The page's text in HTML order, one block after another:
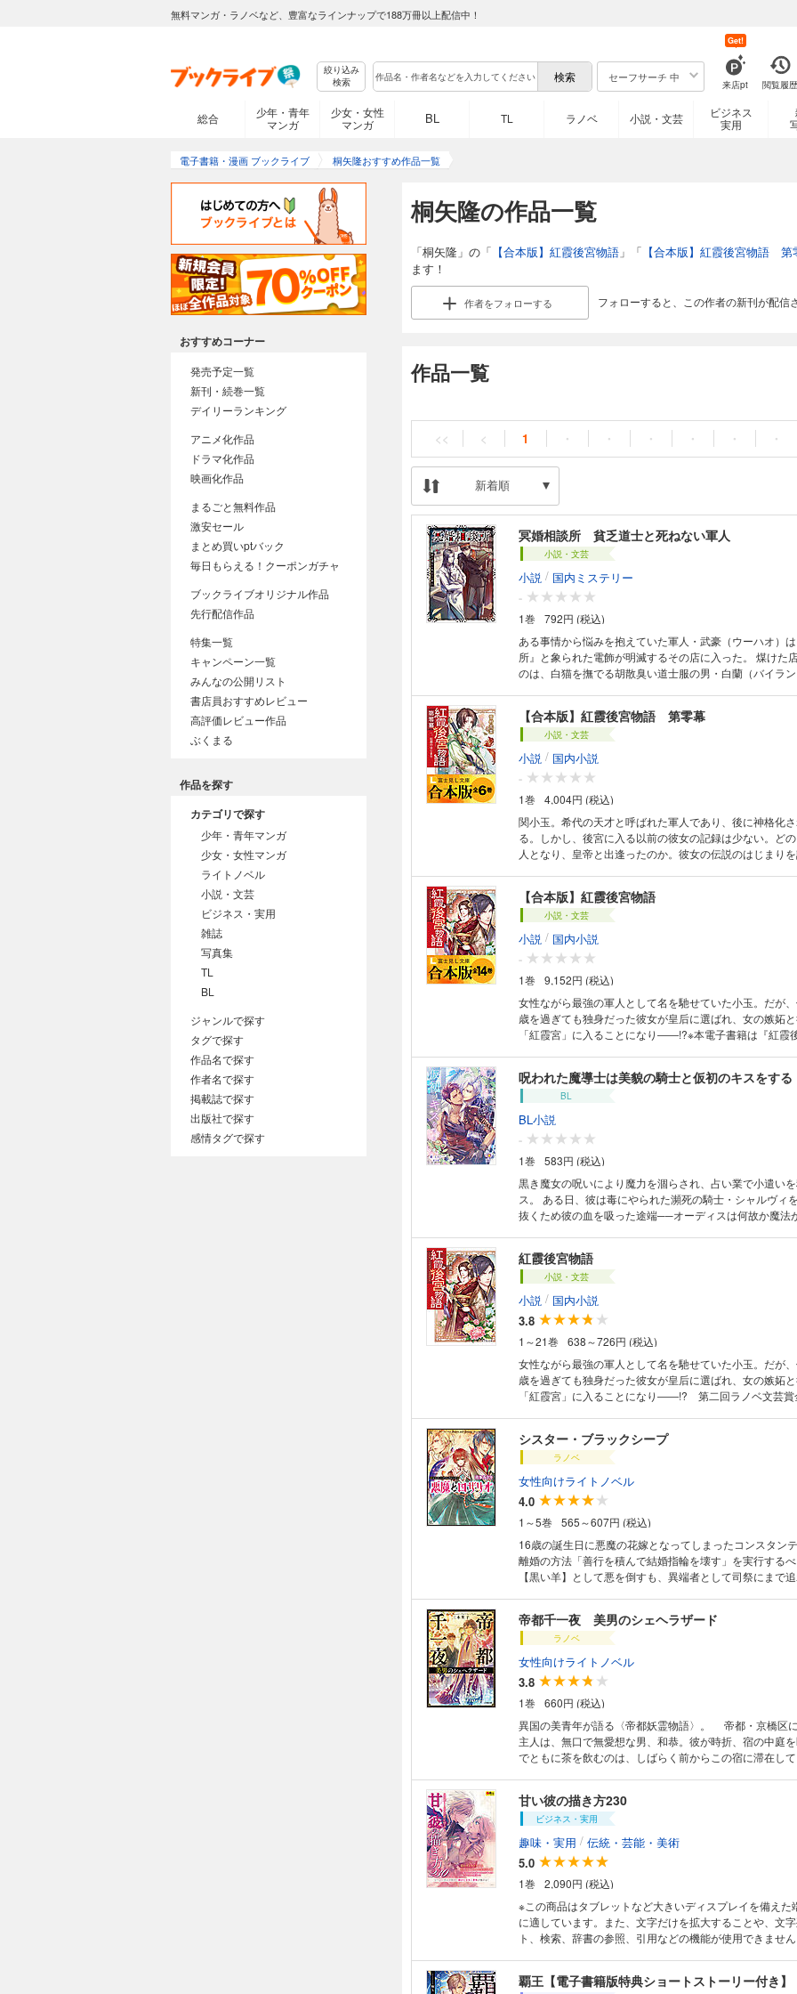
無料マンガ・ラノベなど、豊富なラインナップで188万冊以上配信中！
絞り込み
検索
セーフサーチ 中
来店pt
Get!
閲覧履歴
総合
少年・青年
マンガ
少女・女性
マンガ
BL TL ラノベ 小説・文芸
ビジネス
実用
電子書籍・漫画 ブックライブ 桐矢隆おすすめ作品一覧
桐矢隆の作品一覧
「桐矢隆」の「 【合本版】紅霞後宮物語 」「 【合本版】紅霞後宮物語 第
ます！
作者をフォローする フォローすると、この作者の新刊が配信
作品一覧
<< < 1 ・ ・ ・ ・ ・ ・
新着順
冥婚相談所 貧乏道士と死ねない軍人
小説・文芸
小説 / 国内ミステリー
-
1巻
792円 (税込)
ある事情から悩みを抱えていた軍人・武豪（ウーハオ）
所』と象られた電飾が明滅するその店に入った。 煤けた
のは、白猫を撫でる胡散臭い道士服の男・白蘭（バイラ
る雨の止まない都市・黄源城市の一画で――。 生真面目
な道士が出会い、生者と死者を巡る物語が動き出す。
【合本版】紅霞後宮物語 第零幕
小説・文芸
小説 / 国内小説
-
1巻
4,004円 (税込)
関小玉。希代の天才と呼ばれた軍人であり、後に神格化
る。しかし、後宮に入る以前の彼女の記録は少ない。ど
人となり、皇帝と出逢ったのか。彼女の伝説のはじまり
かじめご了承ください。
【合本版】紅霞後宮物語
小説・文芸
小説 / 国内小説
-
1巻
9,152円 (税込)
女性ながら最強の軍人として名を馳せていた小玉。だが
歳を過ぎても独身だった彼女が皇后に選ばれ、女の嫉妬
「紅霞宮」に入ることになり――!?※本電子書籍は『紅霞
呪われた魔導士は美貌の騎士と仮初のキスをする
BL
BL小説
-
1巻
583円 (税込)
黒き魔女の呪いにより魔力を涸らされ、占い業で小遣い
ス。 ある日、彼は毒にやられた瀕死の騎士・シャルヴィ
抜くため彼の血を吸った途端──オーディスは何故か魔法
力を封じ込められる呪いをかけられていたのだ。 魔法を
士・シャルヴィと、魔力が涸らされた魔導士・オーディ
交換』をすることで、魔力が交換できることに気づき
たいオーディスは、シャルヴィに魔力のためキスをさせ
──！ お互いの利益のため、彼らは何度もキスをする。 どんどん濃厚にな
っていくキス。それは魔力供給のためなのか、それとも
生えなのか……？
紅霞後宮物語
小説・文芸
小説 / 国内小説
3.8
1～21巻
638～726円 (税込)
女性ながら最強の軍人として名を馳せていた小玉。だが
歳を過ぎても独身だった彼女が皇后に選ばれ、女の嫉妬
「紅霞宮」に入ることになり――!? 第二回ラノベ文芸賞
シスター・ブラックシープ
ラノベ
女性向けライトノベル
4.0
1～5巻
565～607円 (税込)
16歳の誕生日に悪魔の花嫁となってしまったコンスタン
離婚の方法「善行を積んで結婚指輪を壊す」を実行する
【黒い羊】として悪を倒すも、異端者として司祭にまで
帝都千一夜 美男のシェヘラザード
ラノベ
女性向けライトノベル
3.8
1巻
660円 (税込)
異国の美青年が語る〈帝都妖霊物語〉。 帝都・京橋区にある滝澤旅館の
主人は、無口で無愛想な男、和恭。彼が時折、宿の中庭
でともに茶を飲むのは、しばらく前からこの宿に滞在し
き、故国の華麗な絨毯や優美な道具に囲まれて商売をし
形のような美貌を持つサレハだが、意外にも人懐っこく
あれば故郷の風物や闇に沈む者たちの話を和恭に語って
心に耳を傾けるのだった。 そんなふたりの周囲で、奇
たび起こり人々の心を惑わせる。人を若返らせる水差し
あるバザール、香りが消えた金木犀――山伏姿の警視総
れ、サレハと和恭は、この地にやってきた異国の妖霊た
らしき不思議な事件の謎を探ることに……。 人ならざ
年が帝都で語る、妖霊（ジン）たちの物語。
甘い彼の描き方230
ビジネス・実用
趣味・実用 / 伝統・芸能・美術
5.0
1巻
2,090円 (税込)
※この商品はタブレットなど大きいディスプレイを備えた
に適しています。また、文字だけを拡大することや、文
ト、検索、辞書の参照、引用などの機能が使用できません。 乙女ゲー
ような、 女性が思わずときめいてしまう男性のポーズイ
覇王【電子書籍版特典ショートストーリー付き】
おすすめコーナー
発売予定一覧
新刊・続巻一覧
デイリーランキング
アニメ化作品
ドラマ化作品
映画化作品
まるごと無料作品
激安セール
まとめ買いptバック
毎日もらえる！クーポンガチャ
ブックライブオリジナル作品
先行配信作品
特集一覧
キャンペーン一覧
みんなの公開リスト
書店員おすすめレビュー
高評価レビュー作品
ぶくまる
作品を探す
カテゴリで探す
少年・青年マンガ
少女・女性マンガ
ライトノベル
小説・文芸
ビジネス・実用
雑誌
写真集
TL
BL
ジャンルで探す
タグで探す
作品名で探す
作者名で探す
掲載誌で探す
出版社で探す
感情タグで探す